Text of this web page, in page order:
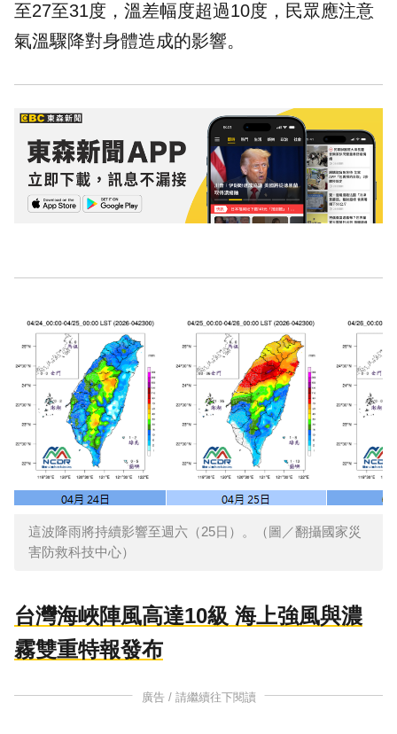
至27至31度，溫差幅度超過10度，民眾應注意
氣溫驟降對身體造成的影響。
這波降雨將持續影響至週六（25日）。（圖／翻攝國家災
害防救科技中心）
台灣海峽陣風高達10級 海上強風與濃
霧雙重特報發布
廣告 / 請繼續往下閱讀